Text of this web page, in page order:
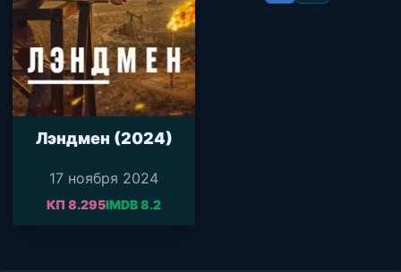
Лэндмен (2024)
17 ноября 2024
КП 8.295IMDB 8.2